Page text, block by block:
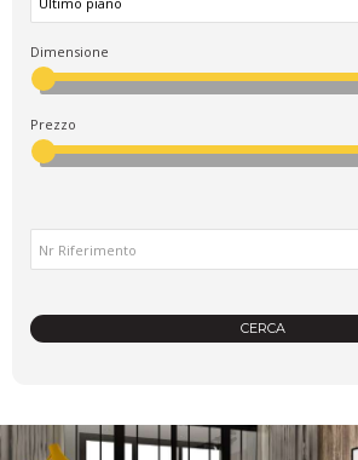
Dimensione
Prezzo